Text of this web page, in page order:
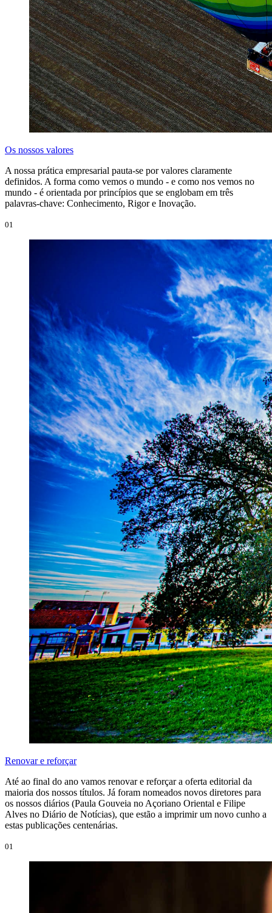
Os nossos valores
A nossa prática empresarial pauta-se por valores claramente
definidos. A forma como vemos o mundo - e como nos vemos no
mundo - é orientada por princípios que se englobam em três
palavras-chave: Conhecimento, Rigor e Inovação.
01
Renovar e reforçar
Até ao final do ano vamos renovar e reforçar a oferta editorial da
maioria dos nossos títulos. Já foram nomeados novos diretores para
os nossos diários (Paula Gouveia no Açoriano Oriental e Filipe
Alves no Diário de Notícias), que estão a imprimir um novo cunho a
estas publicações centenárias.
01